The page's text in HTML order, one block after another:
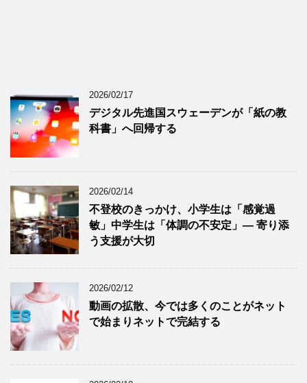
2026/02/17
デジタル先進国スウェーデンが「紙の教
科書」へ回帰する
2026/02/14
不登校のきっかけ、小学生は「感覚過
敏」中学生は「体調の不安定」― 寄り添
う支援が大切
2026/02/12
動画の拡散、今では多くのことがネット
で始まりネットで完結する